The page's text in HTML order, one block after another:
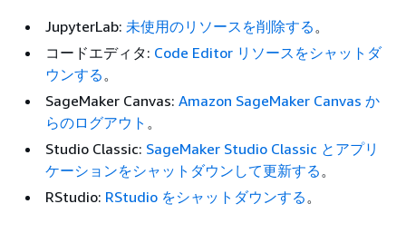
JupyterLab: 未使用のリソースを削除する 。
コードエディタ: Code Editor リソースをシャットダ
ウンする 。
SageMaker Canvas: Amazon SageMaker Canvas か
らのログアウト 。
Studio Classic: SageMaker Studio Classic とアプリ
ケーションをシャットダウンして更新する 。
RStudio: RStudio をシャットダウンする 。